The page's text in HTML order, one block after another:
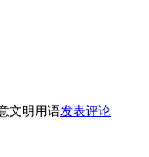
文明用语发表评论